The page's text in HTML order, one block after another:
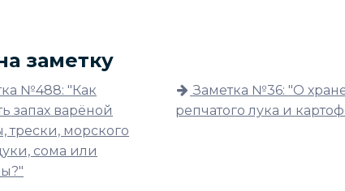
заметку
№488: "Как
запах варёной
трески, морского
сома или
Заметка №36: "О
репчатого лука и